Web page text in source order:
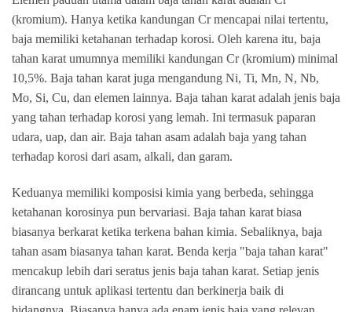
(kromium). Hanya ketika kandungan Cr mencapai nilai tertentu,
baja memiliki ketahanan terhadap korosi. Oleh karena itu, baja
tahan karat umumnya memiliki kandungan Cr (kromium) minimal
10,5%. Baja tahan karat juga mengandung Ni, Ti, Mn, N, Nb,
Mo, Si, Cu, dan elemen lainnya. Baja tahan karat adalah jenis baja
yang tahan terhadap korosi yang lemah. Ini termasuk paparan
udara, uap, dan air. Baja tahan asam adalah baja yang tahan
terhadap korosi dari asam, alkali, dan garam.
Keduanya memiliki komposisi kimia yang berbeda, sehingga
ketahanan korosinya pun bervariasi. Baja tahan karat biasa
biasanya berkarat ketika terkena bahan kimia. Sebaliknya, baja
tahan asam biasanya tahan karat. Benda kerja "baja tahan karat"
mencakup lebih dari seratus jenis baja tahan karat. Setiap jenis
dirancang untuk aplikasi tertentu dan berkinerja baik di